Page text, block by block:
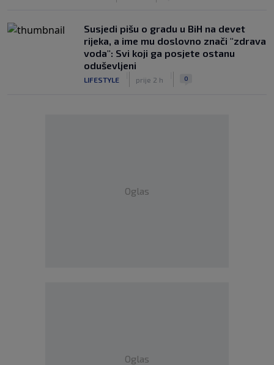
Susjedi pišu o gradu u BiH na devet
rijeka, a ime mu doslovno znači "zdrava
voda": Svi koji ga posjete ostanu
oduševljeni
LIFESTYLE prije 2 h 0
Oglas
Oglas